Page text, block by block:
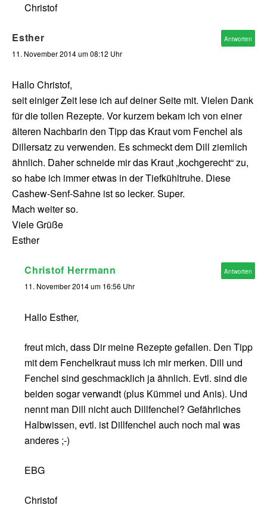
Christof
Esther
11. November 2014 um 08:12 Uhr
Hallo Christof,
seit einiger Zeit lese ich auf deiner Seite mit. Vielen Dank
für die tollen Rezepte. Vor kurzem bekam ich von einer
älteren Nachbarin den Tipp das Kraut vom Fenchel als
Dillersatz zu verwenden. Es schmeckt dem Dill ziemlich
ähnlich. Daher schneide mir das Kraut „kochgerecht“ zu,
so habe ich immer etwas in der Tiefkühltruhe. Diese
Cashew-Senf-Sahne ist so lecker. Super.
Mach weiter so.
Viele Grüße
Esther
Antworten
Christof Herrmann
11. November 2014 um 16:56 Uhr
Hallo Esther,
freut mich, dass Dir meine Rezepte gefallen. Den Tipp
mit dem Fenchelkraut muss ich mir merken. Dill und
Fenchel sind geschmacklich ja ähnlich. Evtl. sind die
beiden sogar verwandt (plus Kümmel und Anis). Und
nennt man Dill nicht auch Dillfenchel? Gefährliches
Halbwissen, evtl. ist Dillfenchel auch noch mal was
anderes ;-)
EBG
Christof
Antworten